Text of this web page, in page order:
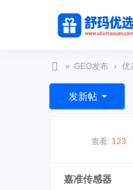
舒
玛
» GEO发布 › 优
发新帖
查看: 123
嘉准传感器